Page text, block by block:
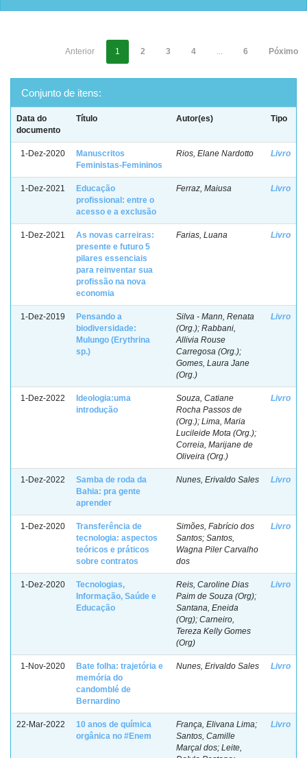
Anterior 1 2 3 4 ... 6 Póximo
Conjunto de itens:
Data do
documento
Título Autor(es) Tipo
1-Dez-2020
Manuscritos
Feministas-Femininos
Rios, Elane Nardotto Livro
1-Dez-2021
Educação
profissional: entre o
acesso e a exclusão
Ferraz, Maiusa Livro
1-Dez-2021
As novas carreiras:
presente e futuro 5
pilares essenciais
para reinventar sua
profissão na nova
economia
Farias, Luana Livro
1-Dez-2019
Pensando a
biodiversidade:
Mulungo (Erythrina
sp.)
Silva - Mann, Renata
(Org.); Rabbani,
Allivia Rouse
Carregosa (Org.);
Gomes, Laura Jane
(Org.)
Livro
1-Dez-2022
Ideologia:uma
introdução
Souza, Catiane
Rocha Passos de
(Org.); Lima, Maria
Lucileide Mota (Org.);
Correia, Marijane de
Oliveira (Org.)
Livro
1-Dez-2022
Samba de roda da
Bahia: pra gente
aprender
Nunes, Erivaldo Sales Livro
1-Dez-2020
Transferência de
tecnologia: aspectos
teóricos e práticos
sobre contratos
Simões, Fabrício dos
Santos; Santos,
Wagna Piler Carvalho
dos
Livro
1-Dez-2020
Tecnologias,
Informação, Saúde e
Educação
Reis, Caroline Dias
Paim de Souza (Org);
Santana, Eneida
(Org); Carneiro,
Tereza Kelly Gomes
(Org)
Livro
1-Nov-2020
Bate folha: trajetória e
memória do
candomblé de
Bernardino
Nunes, Erivaldo Sales Livro
22-Mar-2022
10 anos de química
orgânica no #Enem
França, Elivana Lima;
Santos, Camille
Marçal dos; Leite,
Livro